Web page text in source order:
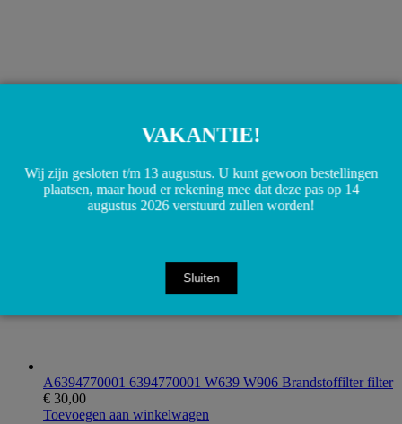
Toevoegen aan winkelwagen
A6394770001 6394770001 W639 W906 Brandstoffilter filter
€ 30,00
Toevoegen aan winkelwagen
VAKANTIE!
Wij zijn gesloten t/m 13 augustus. U kunt gewoon bestellingen
plaatsen, maar houd er rekening mee dat deze pas op 14
augustus 2026 verstuurd zullen worden!
Sluiten